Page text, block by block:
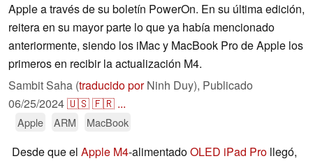
Apple a través de su boletín PowerOn. En su última edición,
reitera en su mayor parte lo que ya había mencionado
anteriormente, siendo los iMac y MacBook Pro de Apple los
primeros en recibir la actualización M4.
Sambit Saha (traducido porNinh Duy), Publicado
06/25/2024🇺🇸🇫🇷 ...
Apple ARM MacBook
Desde que el Apple M4-alimentadoOLED iPad Pro llegó,